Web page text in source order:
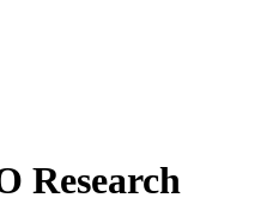
Research